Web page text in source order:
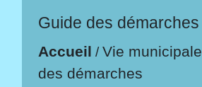
Guide des démarches
Accueil /Vie municipale
des démarches